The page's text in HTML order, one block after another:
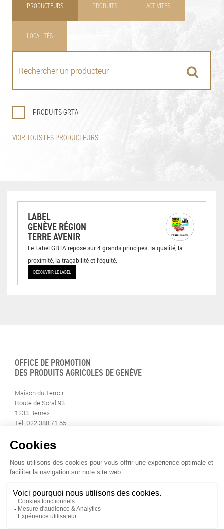
PRODUCTEURS PRODUITS ACTIVITÉS
LOCALITÉS
PRODUITS GRTA
VOIR TOUS LES PRODUCTEURS
LABEL
GENÈVE RÉGION
TERRE AVENIR
Le Label GRTA repose sur 4 grands principes: la qualité, la
proximité, la traçabilité et l’équité.
DÉCOUVRIR LE LABEL
OFFICE DE PROMOTION
DES PRODUITS AGRICOLES DE GENÈVE
Maison du Terroir
Route de Soral 93
1233 Bernex
Tél: 022 388 71 55
info@geneveterroir.ge.ch
RESTEZ AU CONTACT DE
TOUTE L’ACTUALITÉ DU TERROIR
TÉLÉCHARGEZ L’APP GENÈVE-TERROIR